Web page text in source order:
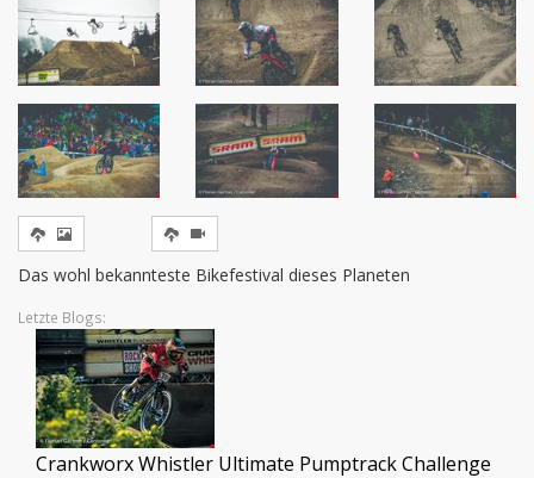
Das wohl bekannteste Bikefestival dieses Planeten
Letzte Blogs:
Crankworx Whistler Ultimate Pumptrack Challenge